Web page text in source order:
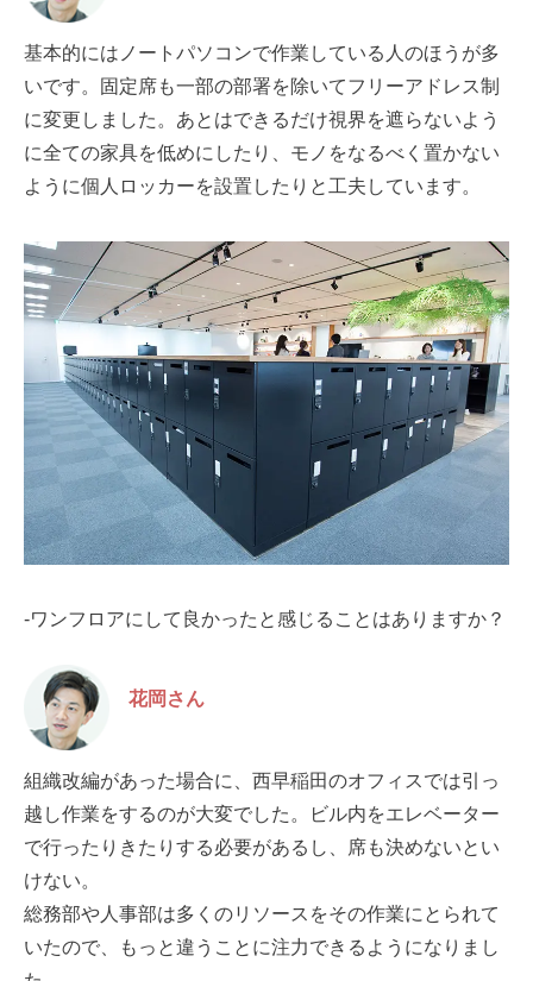
基本的にはノートパソコンで作業している人のほうが多
いです。固定席も一部の部署を除いてフリーアドレス制
に変更しました。あとはできるだけ視界を遮らないよう
に全ての家具を低めにしたり、モノをなるべく置かない
ように個人ロッカーを設置したりと工夫しています。
-ワンフロアにして良かったと感じることはありますか？
花岡さん
組織改編があった場合に、西早稲田のオフィスでは引っ
越し作業をするのが大変でした。ビル内をエレベーター
で行ったりきたりする必要があるし、席も決めないとい
けない。
総務部や人事部は多くのリソースをその作業にとられて
いたので、もっと違うことに注力できるようになりまし